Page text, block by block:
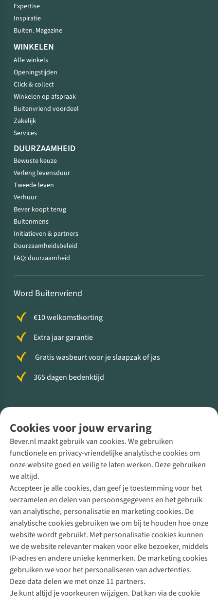
Cookies voor jouw ervaring
Bever.nl maakt gebruik van cookies. We gebruiken
functionele en privacy-vriendelijke analytische cookies om
onze website goed en veilig te laten werken. Deze gebruiken
we altijd.
Accepteer je alle cookies, dan geef je toestemming voor het
verzamelen en delen van persoonsgegevens en het gebruik
van analytische, personalisatie en marketing cookies. De
analytische cookies gebruiken we om bij te houden hoe onze
website wordt gebruikt. Met personalisatie cookies kunnen
we de website relevanter maken voor elke bezoeker, middels
IP-adres en andere unieke kenmerken. De marketing cookies
gebruiken we voor het personaliseren van advertenties.
Deze data delen we met onze 11 partners.
Je kunt altijd je voorkeuren wijzigen. Dat kan via de cookie
Expertise
Inspiratie
Buiten. Magazine
WINKELEN
Alle winkels
Openingstijden
Click & collect
Winkelen op afspraak
Buitenvriend voordeel
Zakelijk
Services
DUURZAAMHEID
Bewuste keuze
Verleng levensduur
Tweede leven
Verhuur
Bever koopt terug
Buitenmens
Initiatieven & partners
Duurzaamheidsbeleid
FAQ: duurzaamheid
Word Buitenvriend
€10 welkomstkorting
Extra jaar garantie
Gratis wasbeurt voor je slaapzak of jas
365 dagen bedenktijd
Direct advies van een Buitenexpert
+31 (0)85 888 50 88
+31 6 12 28 49 80
Contactformulier